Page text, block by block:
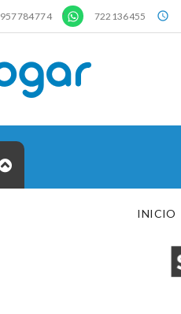
957784774 ' 722136455 query_builder
INICIO